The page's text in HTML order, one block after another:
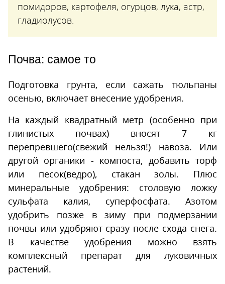
помидоров, картофеля, огурцов, лука, астр,
гладиолусов.
Почва: самое то
Подготовка грунта, если сажать тюльпаны
осенью, включает внесение удобрения.
На каждый квадратный метр (особенно при
глинистых почвах) вносят 7 кг
перепревшего(свежий нельзя!) навоза. Или
другой органики - компоста, добавить торф
или песок(ведро), стакан золы. Плюс
минеральные удобрения: столовую ложку
сульфата калия, суперфосфата. Азотом
удобрить позже в зиму при подмерзании
почвы или удобряют сразу после схода снега.
В качестве удобрения можно взять
комплексный препарат для луковичных
растений.